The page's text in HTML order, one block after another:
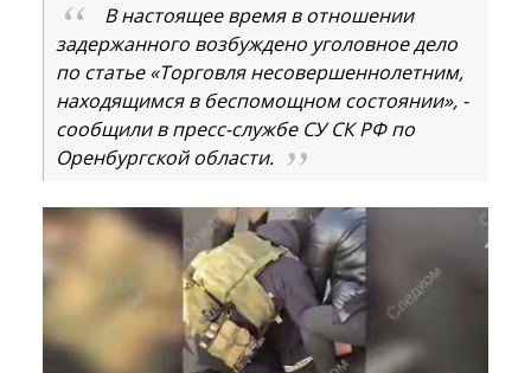
В настоящее время в отношении
задержанного возбуждено уголовное дело
по статье «Торговля несовершеннолетним,
находящимся в беспомощном состоянии», -
сообщили в пресс-службе СУ СК РФ по
Оренбургской области.